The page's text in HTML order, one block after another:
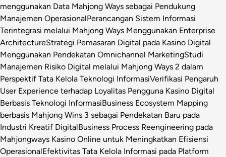
menggunakan Data Mahjong Ways sebagai Pendukung
Manajemen OperasionalPerancangan Sistem Informasi
Terintegrasi melalui Mahjong Ways Menggunakan Enterprise
ArchitectureStrategi Pemasaran Digital pada Kasino Digital
Menggunakan Pendekatan Omnichannel MarketingStudi
Manajemen Risiko Digital melalui Mahjong Ways 2 dalam
Perspektif Tata Kelola Teknologi InformasiVerifikasi Pengaruh
User Experience terhadap Loyalitas Pengguna Kasino Digital
Berbasis Teknologi InformasiBusiness Ecosystem Mapping
berbasis Mahjong Wins 3 sebagai Pendekatan Baru pada
Industri Kreatif DigitalBusiness Process Reengineering pada
Mahjongways Kasino Online untuk Meningkatkan Efisiensi
OperasionalEfektivitas Tata Kelola Informasi pada Platform